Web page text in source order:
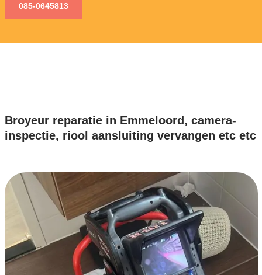
085-0645813
Broyeur reparatie in Emmeloord, camera-
inspectie, riool aansluiting vervangen etc etc